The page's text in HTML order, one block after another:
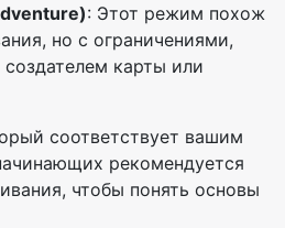
: Этот режим похож
но с ограничениями,
карты или
соответствует вашим
рекомендуется
чтобы понять основы